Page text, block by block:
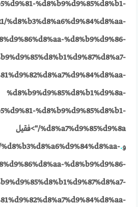
%d8%b9%d9%85%d8%b1-
%d8%b9%d9%86-
%d8%b9%d9%85%d8%b1%d9%8a-
%d8%b9%d9%85%d8%b1-
%d8%a7%d9%85%d9%8a/">فقيل
و.
%d8%b9%d9%86-